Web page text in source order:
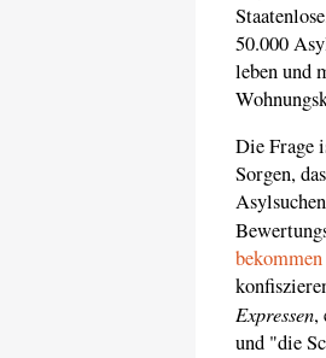
50.000
leben und
Die Frage
Sorgen,
bekommen
Expressen,
und "die